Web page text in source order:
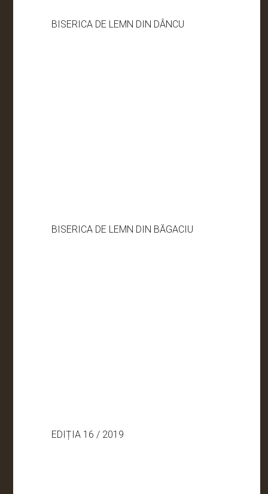
BISERICA DE LEMN DIN DÂNCU
BISERICA DE LEMN DIN BĂGACIU
EDIȚIA 16 / 2019